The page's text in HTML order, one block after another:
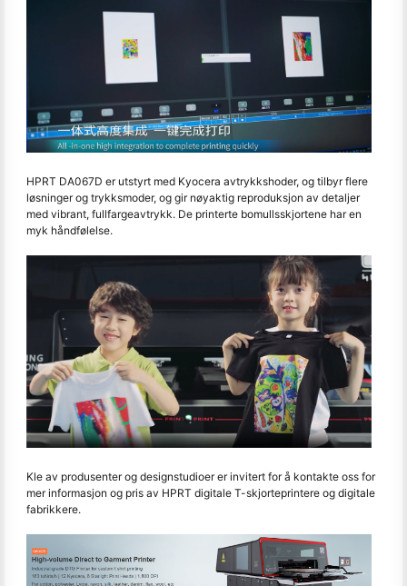
HPRT DA067D er utstyrt med Kyocera avtrykkshoder, og tilbyr flere
løsninger og trykksmoder, og gir nøyaktig reproduksjon av detaljer
med vibrant, fullfargeavtrykk. De printerte bomullsskjortene har en
myk håndfølelse.
Kle av produsenter og designstudioer er invitert for å kontakte oss for
mer informasjon og pris av HPRT digitale T-skjorteprintere og digitale
fabrikkere.